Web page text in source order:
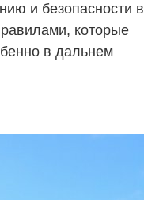
и безопасности в
которые
в дальнем